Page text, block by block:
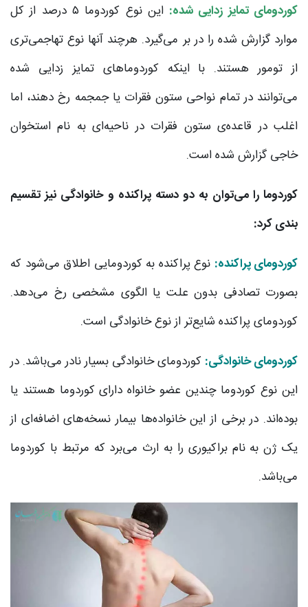
کوردومای تمایز زدایی شده:
این نوع کوردوما ۵ درصد از کل
موارد گزارش شده را در بر می‌گیرد. هرچند آنها نوع تهاجمی‌تری
از تومور هستند. با اینکه کوردوماهای تمایز زدایی شده
می‌توانند در تمام نواحی ستون فقرات یا جمجمه رخ دهند، اما
اغلب در قاعده‌ی ستون فقرات در ناحیه‌ای به نام استخوان
خاجی گزارش شده است.
کوردوما را می‌توان به دو دسته پراکنده و خانوادگی نیز تقسیم
بندی کرد:
کوردومای پراکنده: نوع پراکنده به کوردومایی اطلاق می‌شود که
بصورت تصادفی بدون علت یا الگوی مشخصی رخ می‌دهد.
کوردومای پراکنده شایع‌تر از نوع خانوادگی است.
کوردومای خانوادگی: کوردومای خانوادگی بسیار نادر می‌باشد. در
این نوع کوردوما چندین عضو خانواه دارای کوردوما هستند یا
بوده‌اند. در برخی از این خانواده‌ها بیمار نسخه‌های اضافه‌ای از
یک ژن به نام براکیوری را به ارث می‌برد که مرتبط با کوردوما
می‌باشد.